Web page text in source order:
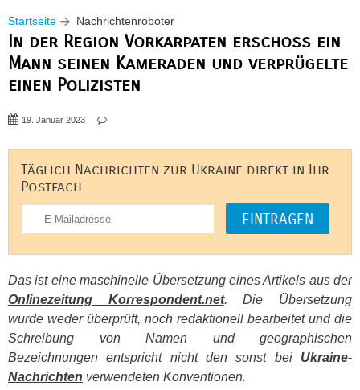
Startseite Nachrichtenroboter
In der Region Vorkarpaten erschoss ein
Mann seinen Kameraden und verprügelte
einen Polizisten
19. Januar 2023
Täglich Nachrichten zur Ukraine direkt in Ihr
Postfach
Das ist eine maschinelle Übersetzung eines Artikels aus der
Onlinezeitung Korrespondent.net. Die Übersetzung
wurde weder überprüft, noch redaktionell bearbeitet und die
Schreibung von Namen und geographischen
Bezeichnungen entspricht nicht den sonst bei Ukraine-
Nachrichten verwendeten Konventionen.